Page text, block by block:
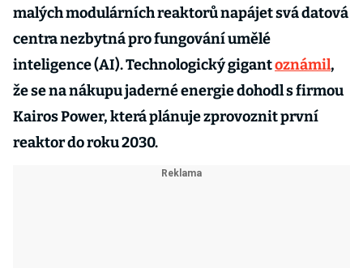
malých modulárních reaktorů napájet svá datová
centra nezbytná pro fungování umělé
inteligence (AI). Technologický gigantoznámil,
že se na nákupu jaderné energie dohodl s firmou
Kairos Power, která plánuje zprovoznit první
reaktor do roku 2030.